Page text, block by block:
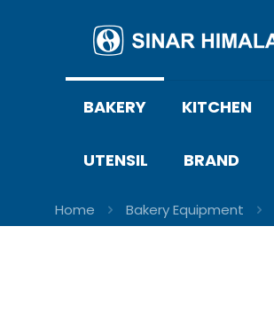
BAKERY KITCHEN
UTENSIL BRAND
Home Bakery Equipment